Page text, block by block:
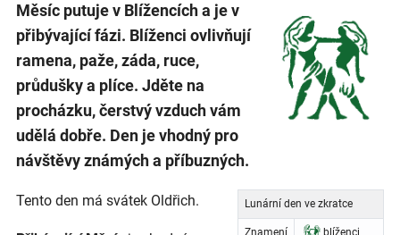
Měsíc putuje v Blížencích a je v
přibývající fázi. Blíženci ovlivňují
ramena, paže, záda, ruce,
průdušky a plíce. Jděte na
procházku, čerstvý vzduch vám
udělá dobře. Den je vhodný pro
návštěvy známých a příbuzných.
Tento den má svátek Oldřich. Lunární den ve zkratce